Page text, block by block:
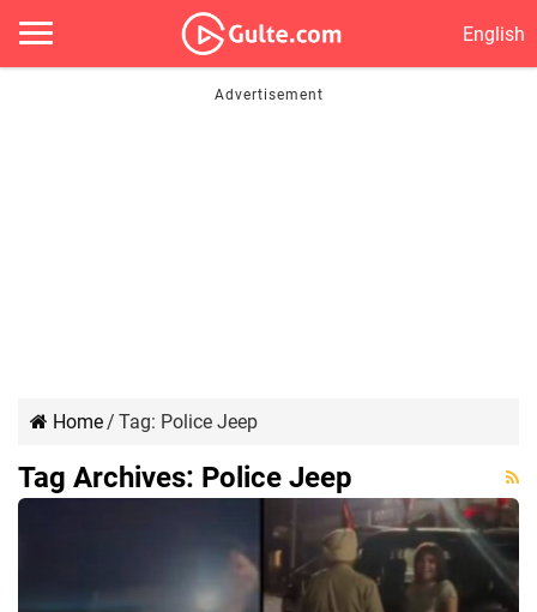
English
Home/ Tag: Police Jeep
Tag Archives: Police Jeep